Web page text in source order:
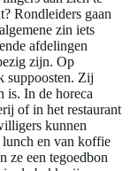
Rondleiders gaan
zin iets
afdelingen
zijn. Op
suppoosten. Zij
is. In de horeca
of in het restaurant
kunnen
lunch en van koffie
ze een tegoedbon